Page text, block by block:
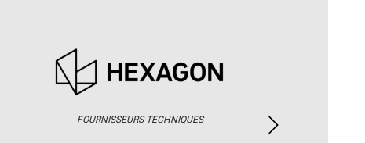
FOURNISSEURS TECHNIQUES